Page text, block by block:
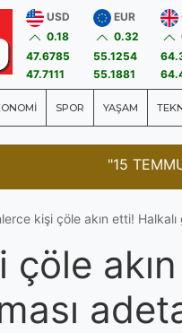
USD
0.18
47.6785
47.7111
EUR
0.32
55.1254
55.1881
SPOR YAŞAM
kişi çöle akın etti!